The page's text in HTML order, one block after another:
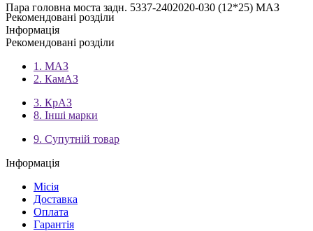
Пара головна моста задн. 5337-2402020-030 (12*25) МАЗ
Рекомендовані розділи
Інформація
Рекомендовані розділи
1. МАЗ
2. КамАЗ
3. КрАЗ
8. Інші марки
9. Супутній товар
Інформація
Місія
Доставка
Оплата
Гарантія